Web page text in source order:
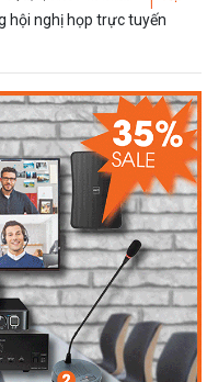
hội nghị họp trực tuyến